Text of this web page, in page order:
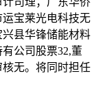
宝莱光电科技无
县华锋储能材料
公司股票32,董
无。将同时担任